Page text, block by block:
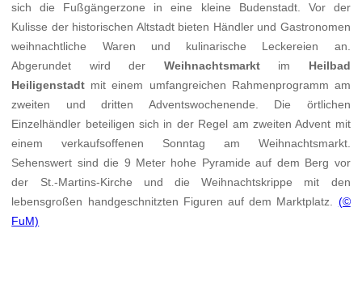
sich die Fußgängerzone in eine kleine Budenstadt. Vor der
Kulisse der historischen Altstadt bieten Händler und Gastronomen
weihnachtliche Waren und kulinarische Leckereien an.
Abgerundet wird der Weihnachtsmarktim Heilbad
Heiligenstadt mit einem umfangreichen Rahmenprogramm am
zweiten und dritten Adventswochenende. Die örtlichen
Einzelhändler beteiligen sich in der Regel am zweiten Advent mit
einem verkaufsoffenen Sonntag am Weihnachtsmarkt.
Sehenswert sind die 9 Meter hohe Pyramide auf dem Berg vor
der St.-Martins-Kirche und die Weihnachtskrippe mit den
lebensgroßen handgeschnitzten Figuren auf dem Marktplatz. (©
FuM)